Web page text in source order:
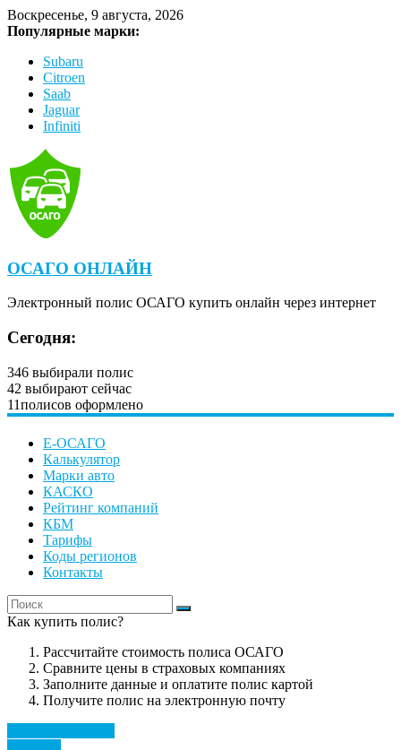
Воскресенье, 9 августа, 2026
Популярные марки:
Subaru
Citroen
Saab
Jaguar
Infiniti
ОСАГО ОНЛАЙН
Электронный полис ОСАГО купить онлайн через интернет
Сегодня:
346 выбирали полис
42 выбирают сейчас
11полисов оформлено
Е-ОСАГО
Калькулятор
Марки авто
КАСКО
Рейтинг компаний
КБМ
Тарифы
Коды регионов
Контакты
Как купить полис?
Рассчитайте стоимость полиса ОСАГО
Сравните цены в страховых компаниях
Заполните данные и оплатите полис картой
Получите полис на электронную почту